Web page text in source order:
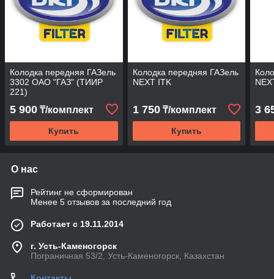
Колодка передняя ГАЗель
3302 ОАО "ГАЗ" (ТИИР
221)
5 900 ₸/комплект
Купить
Колодка передняя ГАЗель
NEXT ITK
1 750₸/комплект
Купить
3
О нас
Рейтинг не сформирован
Менее 5 отзывов за последний год
Работает с 19.11.2014
г. Усть-Каменогорск
Пограничная 53/2, Усть-Каменогорск, Казахстан